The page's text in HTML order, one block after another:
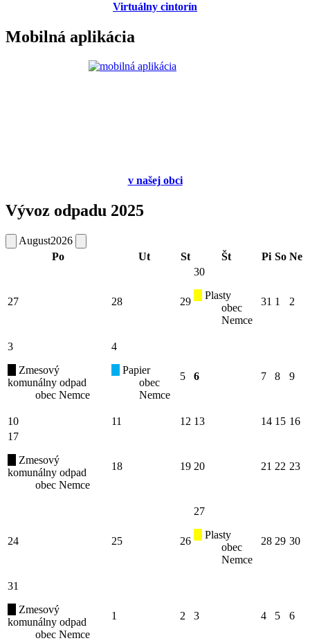
Virtuálny cintorín
Mobilná aplikácia
vnašej obci
Vývoz odpadu 2025
August2026
Po
Ut St Št Pi So Ne
27 28 29
30
Plasty
obec
Nemce
31 1 2
3
Zmesový
komunálny odpad
obec Nemce
4
Papier
obec
Nemce
5 6 7 8 9
10 11 12 13 14 15 16
17
Zmesový
komunálny odpad
obec Nemce
18 19 20 21 22 23
24 25 26
27
Plasty
obec
Nemce
28 29 30
31
Zmesový
komunálny odpad
obec Nemce
1 2 3 4 5 6